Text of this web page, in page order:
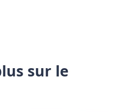
sur le